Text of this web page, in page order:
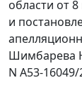
области от
и
Шимбарева
N А53-